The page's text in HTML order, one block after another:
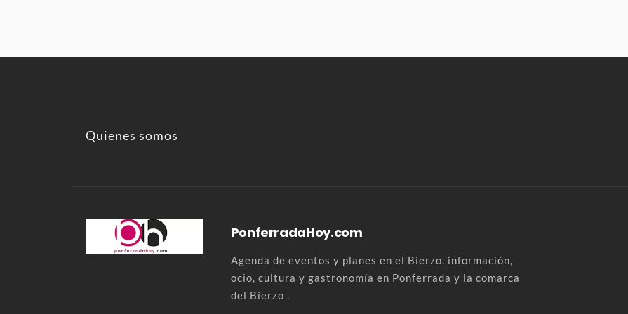
Quienes somos
PonferradaHoy.com
Agenda de eventos y planes en el Bierzo. información,
ocio, cultura y gastronomía en Ponferrada y la comarca
del Bierzo .